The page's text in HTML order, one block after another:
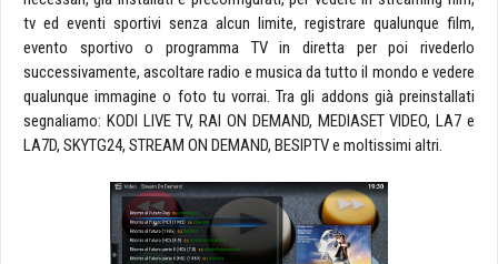
tv ed eventi sportivi senza alcun limite, registrare qualunque film,
evento sportivo o programma TV in diretta per poi rivederlo
successivamente, ascoltare radio e musica da tutto il mondo e vedere
qualunque immagine o foto tu vorrai. Tra gli addons già preinstallati
segnaliamo: KODI LIVE TV, RAI ON DEMAND, MEDIASET VIDEO, LA7 e
LA7D, SKYTG24, STREAM ON DEMAND, BESIPTV e moltissimi altri.